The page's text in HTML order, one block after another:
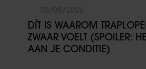
DÍT IS WAAROM
ZWAAR VOELT (SPOILER:
AAN JE CONDITIE)